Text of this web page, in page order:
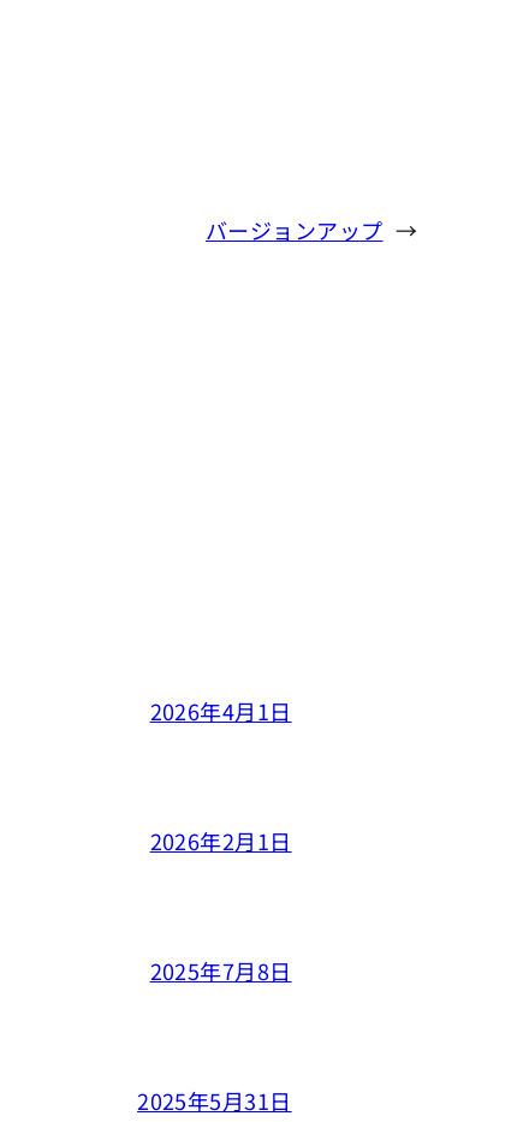
バージョンアップ →
2026年4月1日
2026年2月1日
2025年7月8日
2025年5月31日